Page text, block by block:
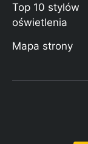
Top 10 stylów
oświetlenia
Mapa strony